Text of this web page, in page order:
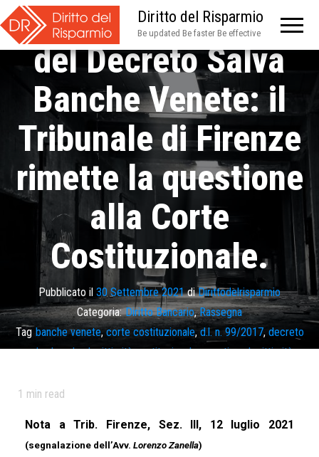
Diritto del Risparmio
Be updated Be faster Be effective
incostituzionalità
del Decreto Salva
Banche Venete: il
Tribunale di Firenze
rimette la questione
alla Corte
Costituzionale.
Pubblicato il 30 Settembre 2021diDirittodelrisparmio
Categoria: Diritto Bancario,Rassegna
Tag banche venete,corte costituzionale, d.l. n. 99/2017, decreto
salva banche,legittimità costituzionale,questione legittimità
1 min read
Nota a Trib. Firenze, Sez. III, 12 luglio 2021
(segnalazione dell’Avv. Lorenzo Zanella)